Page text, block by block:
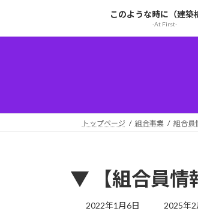
テ
ゲ
このような時に（建築
-At First-
トップページ 組合事業 組合員
▼ 【組合員情
2022年1月6日
最
2025年2